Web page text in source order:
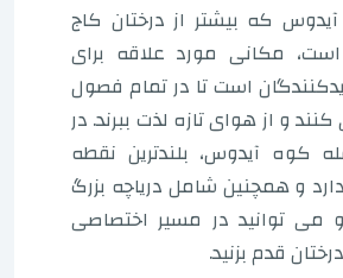
که بیشتر از درختان کاج
مکانی مورد علاقه برای
است تا در تمام فصول
و از هوای تازه لذت ببرند. در
کوه آیدوس، بلندترین نقطه
دارد و همچنین شامل دریاچه بزرگ
توانید در مسیر اختصاصی
قدم بزنید.